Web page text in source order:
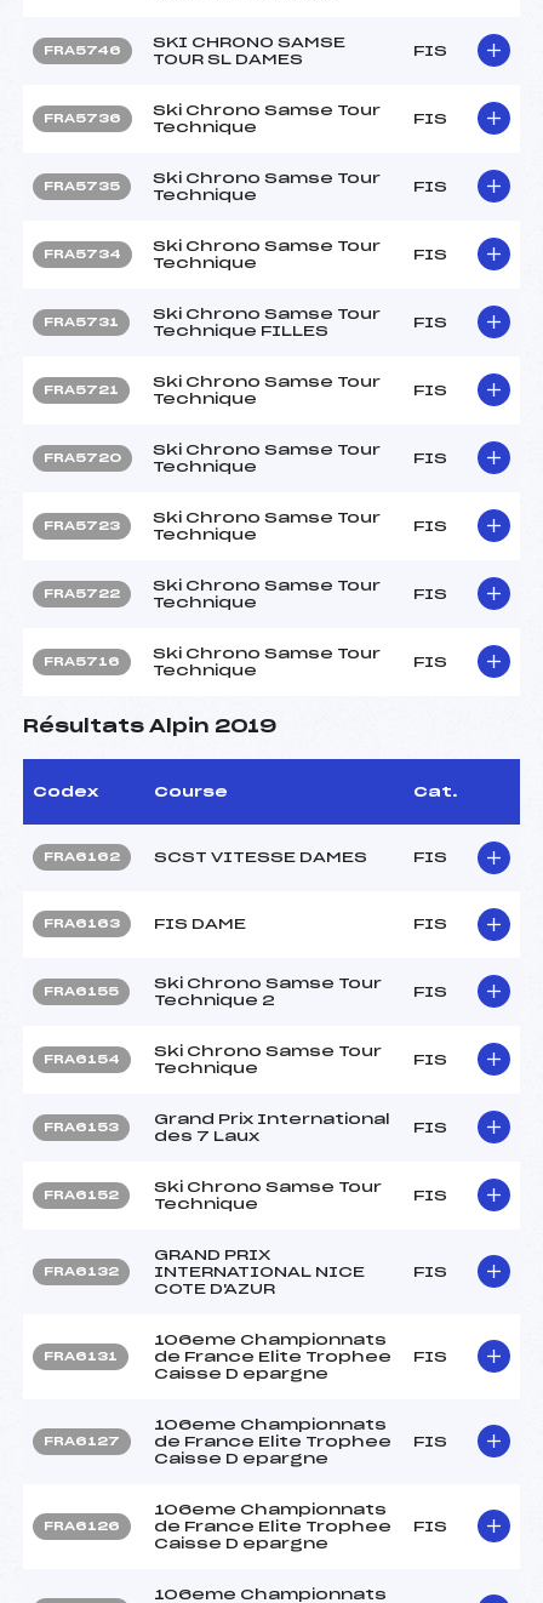
FRA5746
SKI CHRONO SAMSE
TOUR SL DAMES
FIS
FRA5736
Ski Chrono Samse Tour
Technique
FIS
FRA5735
Ski Chrono Samse Tour
Technique
FIS
FRA5734
Ski Chrono Samse Tour
Technique
FIS
FRA5731
Ski Chrono Samse Tour
Technique FILLES
FIS
FRA5721
Ski Chrono Samse Tour
Technique
FIS
FRA5720
Ski Chrono Samse Tour
Technique
FIS
FRA5723
Ski Chrono Samse Tour
Technique
FIS
FRA5722
Ski Chrono Samse Tour
Technique
FIS
FRA5716
Ski Chrono Samse Tour
Technique
FIS
Résultats Alpin 2019
Codex Course Cat.
FRA6162 SCST VITESSE DAMES FIS
FRA6163 FIS DAME FIS
FRA6155
Ski Chrono Samse Tour
Technique 2
FIS
FRA6154
Ski Chrono Samse Tour
Technique
FIS
FRA6153
Grand Prix International
des 7 Laux
FIS
FRA6152
Ski Chrono Samse Tour
Technique
FIS
FRA6132
GRAND PRIX
INTERNATIONAL NICE
COTE D'AZUR
FIS
FRA6131
106eme Championnats
de France Elite Trophee
Caisse D epargne
FIS
FRA6127
106eme Championnats
de France Elite Trophee
Caisse D epargne
FIS
FRA6126
106eme Championnats
de France Elite Trophee
Caisse D epargne
FIS
106eme Championnats